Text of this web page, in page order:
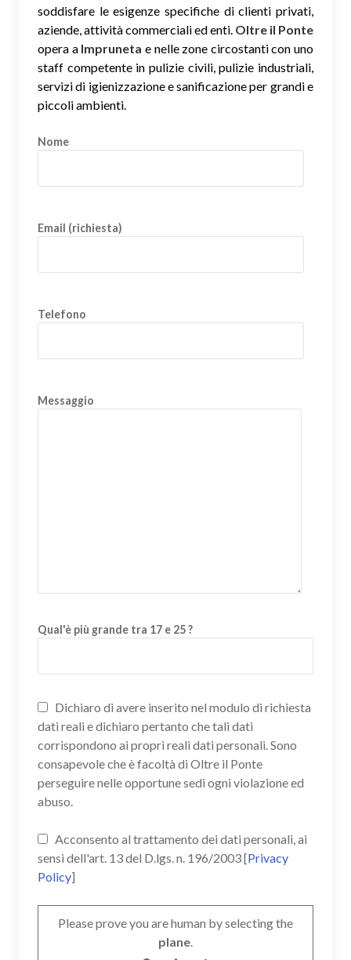
soddisfare le esigenze specifiche di clienti privati,
aziende, attività commerciali ed enti. Oltre il Ponte
opera a Impruneta e nelle zone circostanti con uno
staff competente in pulizie civili, pulizie industriali,
servizi di igienizzazione e sanificazione per grandi e
piccoli ambienti.
Nome
Email (richiesta)
Telefono
Messaggio
Qual'è più grande tra 17 e 25 ?
Dichiaro di avere inserito nel modulo di richiesta
dati reali e dichiaro pertanto che tali dati
corrispondono ai propri reali dati personali. Sono
consapevole che è facoltà di Oltre il Ponte
perseguire nelle opportune sedi ogni violazione ed
abuso.
Acconsento al trattamento dei dati personali, ai
sensi dell'art. 13 del D.lgs. n. 196/2003 [Privacy
Policy]
Please prove you are human by selecting the
plane.